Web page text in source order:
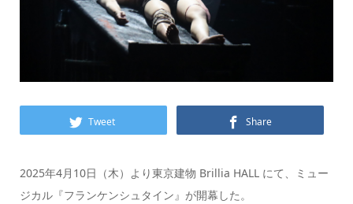
Tweet Share
2025年4月10日（木）より東京建物 Brillia HALL にて、ミュー
ジカル『フランケンシュタイン』が開幕した。